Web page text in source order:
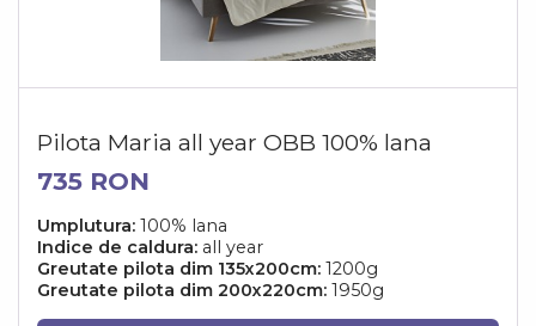
Pilota Maria all year OBB 100% lana
735 RON
Umplutura: 100% lana
Indice de caldura: all year
Greutate pilota dim 135x200cm: 1200g
Greutate pilota dim 200x220cm: 1950g